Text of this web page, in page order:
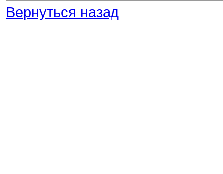
Вернуться назад